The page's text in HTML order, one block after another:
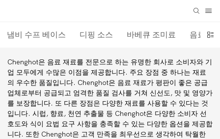
냄비 수프 베이스 디핑 소스 바베큐 조미료 음료 재
Chenghot은 음료 재료를 전문으로 하는 유명한 회사로 소비자와 기
업 모두에게 수많은 이점을 제공합니다. 주요 장점 중 하나는 재료
의 우수한 품질입니다. Chenghot은 음료 재료가 평판이 좋은 공급
업체로부터 공급되고 엄격한 품질 검사를 거쳐 신선도, 맛 및 영양가
를 보장합니다. 또 다른 장점은 다양한 재료를 사용할 수 있다는 것
입니다. 시럽, 향료, 천연 추출물 등 Chenghot은 다양한 소비자 선
호도와 식이 요법 요구 사항을 충족할 수 있는 다양한 옵션을 제공합
니다. 또한 Chenghot은 고객 만족을 최우선으로 생각하여 탁월한